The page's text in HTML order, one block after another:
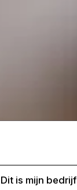
Dit is mijn bedrijf